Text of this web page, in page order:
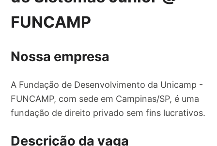
FUNCAMP
Nossa empresa
A Fundação de Desenvolvimento da Unicamp -
FUNCAMP, com sede em Campinas/SP, é uma
fundação de direito privado sem fins lucrativos.
Descrição da vaga